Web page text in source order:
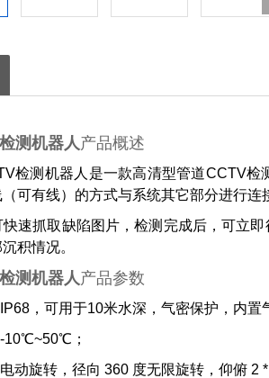
测机器人产品概述
检测机器人是一款高清型管道CCTV
可有线）的方式与系统其它部分进行连
速抓取缺陷图片，检测完成后，可立
积情况。
测机器人产品参数
IP68，可用于10米水深，气密保护，内置
-10℃~50℃；
电动旋转，径向 360 度无限旋转，仰俯 2